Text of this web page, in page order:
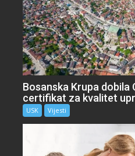
Bosanska Krupa dobila
certifikat za kvalitet
USK Vijesti